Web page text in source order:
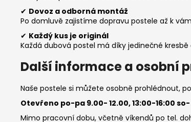
✔ Dovoz a odborná montáž
Po domluvě zajistíme dopravu postele až k
✔ Každý kus je originál
Každá dubová postel má díky jedinečné
Další informace a osobní
Naše postele si můžete osobně prohlédnout,
Otevřeno po-pa 9.00- 12.00, 13:00-16:00 so-
Mimo pracovní dobu, včetně víkendů po tel.